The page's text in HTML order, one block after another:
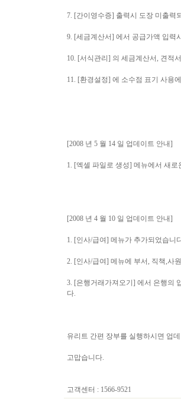
7. [간이영수증] 출력시 도장 미출력
9. [세금계산서] 에서 공급가액 입력
10. [서식관리] 의 세금계산서, 견적
11. [환경설정] 에 소수점 표기 사용
[2008 년 5 월 14 일 업데이트 안내]
1. [엑셀 파일로 생성] 메뉴에서 새
[2008 년 4 월 10 일 업데이트 안내]
1. [인사/급여] 메뉴가 추가되었습니
2. [인사/급여] 메뉴에 부서, 직책,사
3. [은행거래가져오기] 에서 은행의
다.
유리트 간편 장부를 실행하시면 업
고맙습니다.
고객센터 : 1566-9521